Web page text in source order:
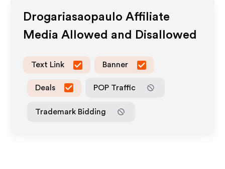
Drogariasaopaulo Affiliate
Media Allowed and Disallowed
Text Link Banner
Deals POP Traffic
Trademark Bidding